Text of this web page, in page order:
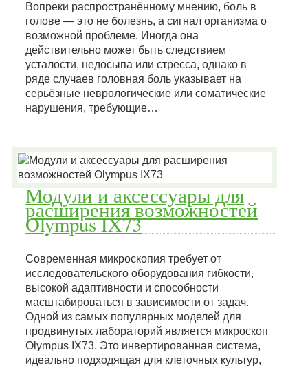
Вопреки распространённому мнению, боль в
голове — это не болезнь, а сигнал организма о
возможной проблеме. Иногда она
действительно может быть следствием
усталости, недосыпа или стресса, однако в
ряде случаев головная боль указывает на
серьёзные неврологические или соматические
нарушения, требующие…
Модули и аксессуары для
расширения возможностей
Olympus IX73
Современная микроскопия требует от
исследовательского оборудования гибкости,
высокой адаптивности и способности
масштабироваться в зависимости от задач.
Одной из самых популярных моделей для
продвинутых лабораторий является микроскоп
Olympus IX73. Это инвертированная система,
идеально подходящая для клеточных культур,